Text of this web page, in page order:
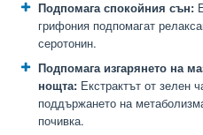
Подпомага спокойния сън:
грифония подпомагат
серотонин.
Подпомага изгарянето на
нощта: Екстрактът от зелен
поддържането на
почивка.